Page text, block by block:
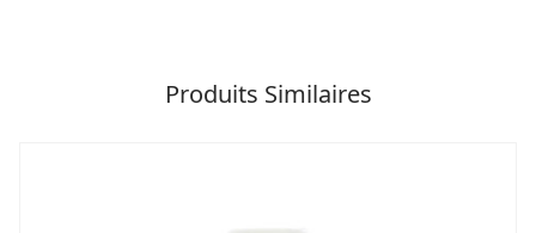
Produits Similaires